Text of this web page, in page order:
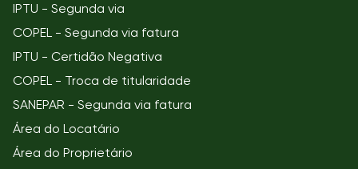
IPTU - Segunda via
COPEL - Segunda via fatura
IPTU - Certidão Negativa
COPEL - Troca de titularidade
SANEPAR - Segunda via fatura
Área do Locatário
Área do Proprietário